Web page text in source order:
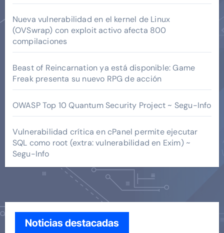
Nueva vulnerabilidad en el kernel de Linux
(OVSwrap) con exploit activo afecta 800
compilaciones
Beast of Reincarnation ya está disponible: Game
Freak presenta su nuevo RPG de acción
OWASP Top 10 Quantum Security Project ~ Segu-Info
Vulnerabilidad crítica en cPanel permite ejecutar
SQL como root (extra: vulnerabilidad en Exim) ~
Segu-Info
Noticias destacadas